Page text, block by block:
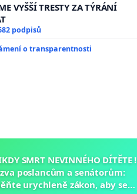
VYŠŠÍ TRESTY ZA TÝRÁNÍ
podpisů
o transparentnosti
SMRT NEVINNÉHO DÍTĚTE !
poslancům a senátorům:
urychleně zákon, aby se